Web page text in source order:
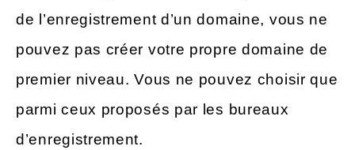
de l’enregistrement d’un domaine, vous ne
pouvez pas créer votre propre domaine de
premier niveau. Vous ne pouvez choisir que
parmi ceux proposés par les bureaux
d’enregistrement.